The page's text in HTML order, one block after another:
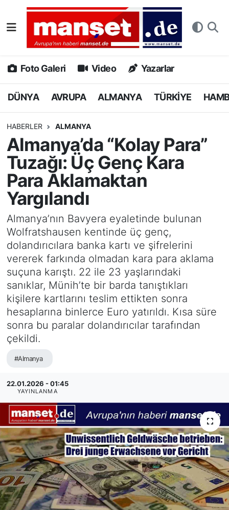
Foto Galeri Video Yazarlar
DÜNYA AVRUPA ALMANYA TÜRKİYE
HABERLER ALMANYA
Almanya’da “Kolay Para”
Tuzağı: Üç Genç Kara
Para Aklamaktan
Yargılandı
Almanya’nın Bavyera eyaletinde bulunan
Wolfratshausen kentinde üç genç,
dolandırıcılara banka kartı ve şifrelerini
vererek farkında olmadan kara para aklama
suçuna karıştı. 22 ile 23 yaşlarındaki
sanıklar, Münih’te bir barda tanıştıkları
kişilere kartlarını teslim ettikten sonra
hesaplarına binlerce Euro yatırıldı. Kısa süre
sonra bu paralar dolandırıcılar tarafından
çekildi.
#Almanya
22.01.2026 - 01:45
YAYINLANMA
DÜNYA
AVRUPA
ALMANYA
HAMBURG
SPOR
DEUTSCH
EKONOMİ
SİYASET
SAĞLIK
Nöbetçi Eczaneler
Hava Durumu
Namaz Vakitleri
Puan Durumu ve Fikstür
Tüm Manşetler
Son Dakika Haberleri
Haber Arşivi